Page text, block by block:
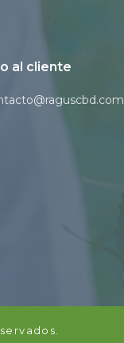
al cliente